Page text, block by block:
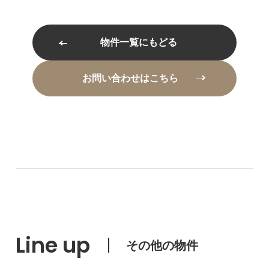
物件一覧にもどる
お問い合わせはこちら
Line up その他の物件